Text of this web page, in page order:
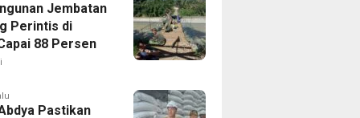
Jembatan
Perintis di
88 Persen
Pastikan